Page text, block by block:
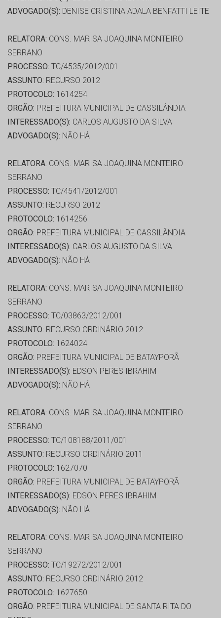
ADVOGADO(S): DENISE CRISTINA ADALA BENFATTI LEITE
RELATORA: CONS. MARISA JOAQUINA MONTEIRO
SERRANO
PROCESSO: TC/4535/2012/001
ASSUNTO: RECURSO 2012
PROTOCOLO: 1614254
ORGÃO: PREFEITURA MUNICIPAL DE CASSILÂNDIA
INTERESSADO(S): CARLOS AUGUSTO DA SILVA
ADVOGADO(S): NÃO HÁ
RELATORA: CONS. MARISA JOAQUINA MONTEIRO
SERRANO
PROCESSO: TC/4541/2012/001
ASSUNTO: RECURSO 2012
PROTOCOLO: 1614256
ORGÃO: PREFEITURA MUNICIPAL DE CASSILÂNDIA
INTERESSADO(S): CARLOS AUGUSTO DA SILVA
ADVOGADO(S): NÃO HÁ
RELATORA: CONS. MARISA JOAQUINA MONTEIRO
SERRANO
PROCESSO: TC/03863/2012/001
ASSUNTO: RECURSO ORDINÁRIO 2012
PROTOCOLO: 1624024
ORGÃO: PREFEITURA MUNICIPAL DE BATAYPORÃ
INTERESSADO(S): EDSON PERES IBRAHIM
ADVOGADO(S): NÃO HÁ
RELATORA: CONS. MARISA JOAQUINA MONTEIRO
SERRANO
PROCESSO: TC/108188/2011/001
ASSUNTO: RECURSO ORDINÁRIO 2011
PROTOCOLO: 1627070
ORGÃO: PREFEITURA MUNICIPAL DE BATAYPORÃ
INTERESSADO(S): EDSON PERES IBRAHIM
ADVOGADO(S): NÃO HÁ
RELATORA: CONS. MARISA JOAQUINA MONTEIRO
SERRANO
PROCESSO: TC/19272/2012/001
ASSUNTO: RECURSO ORDINÁRIO 2012
PROTOCOLO: 1627650
ORGÃO: PREFEITURA MUNICIPAL DE SANTA RITA DO